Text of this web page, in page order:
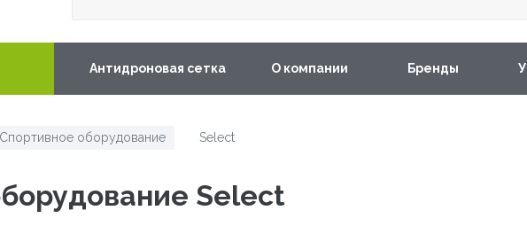
Антидроновая сетка О компании Бренды
Спортивное оборудование Select
Select